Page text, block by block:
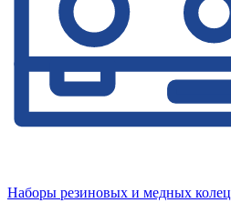
Наборы резиновых и медных колец